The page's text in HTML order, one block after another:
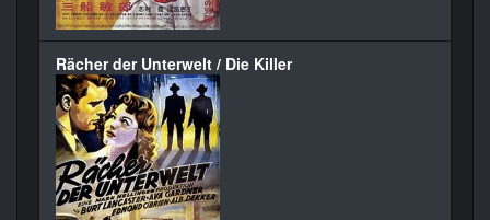
Rächer der Unterwelt / Die Killer